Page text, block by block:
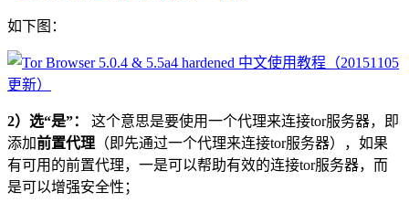
如下图：
2）选“是”：
这个意思是要使用一个代理来连接tor服务器，即
添加前置代理 （即先通过一个代理来连接tor服务器），如果
有可用的前置代理，一是可以帮助有效的连接tor服务器，而
是可以增强安全性；